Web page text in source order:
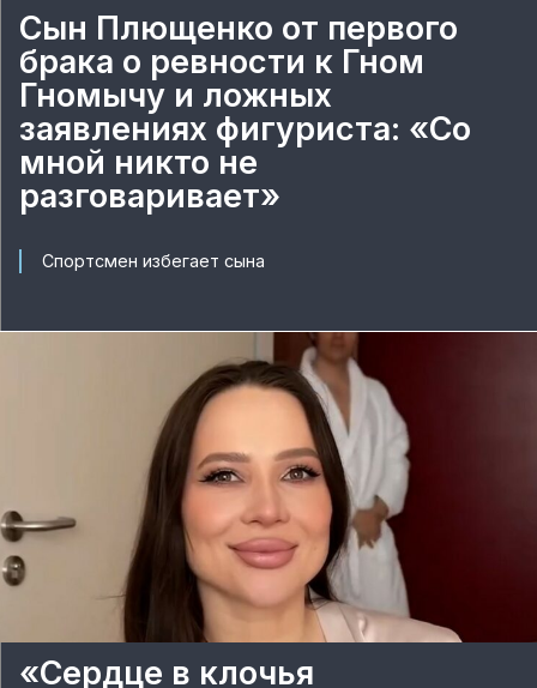
Сын Плющенко от первого
брака о ревности к Гном
Гномычу и ложных
заявлениях фигуриста: «Со
мной никто не
разговаривает»
Спортсмен избегает сына
«Сердце в клочья